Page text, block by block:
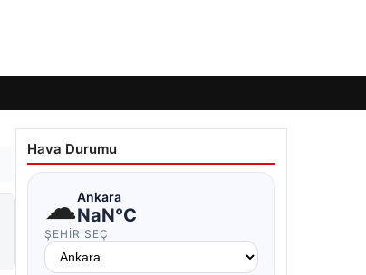
Hava Durumu
☁Ankara
NaN°C
ŞEHIR SEÇ